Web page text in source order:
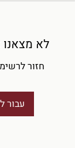
לא
חזור
עבור